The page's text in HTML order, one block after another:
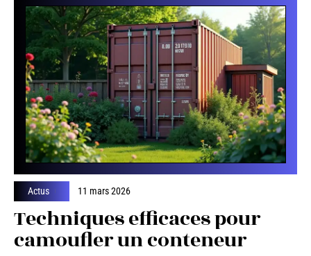
Actus 11 mars 2026
Techniques efficaces pour
camoufler un conteneur